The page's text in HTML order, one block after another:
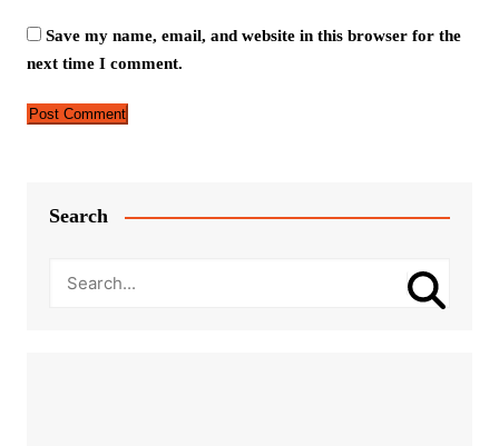
Save my name, email, and website in this browser for the
next time I comment.
Search